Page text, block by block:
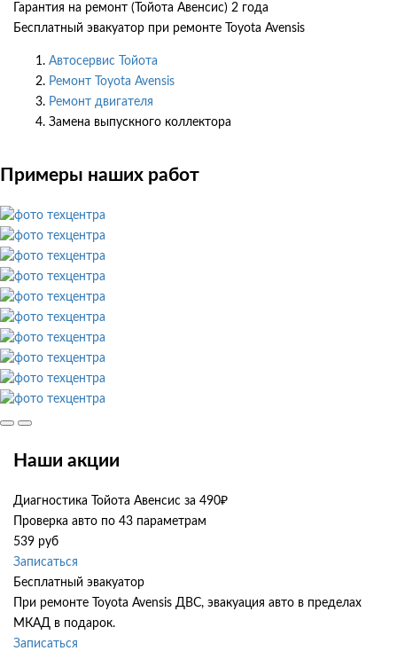
Гарантия на ремонт (Тойота Авенсис) 2 года
Бесплатный эвакуатор при ремонте Toyota Avensis
Автосервис Тойота
Ремонт Toyota Avensis
Ремонт двигателя
Замена выпускного коллектора
Примеры наших работ
Наши акции
Диагностика Тойота Авенсис за 490₽
Проверка авто по 43 параметрам
539 руб
Записаться
Бесплатный эвакуатор
При ремонте Toyota Avensis ДВС, эвакуация авто в пределах
МКАД в подарок.
Записаться